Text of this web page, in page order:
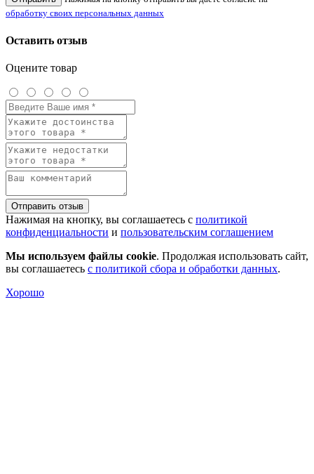
обработку своих персональных данных
Оставить отзыв
Оцените товар
Отправить отзыв
Нажимая на кнопку, вы соглашаетесь с политикой
конфиденциальности и пользовательским соглашением
Мы используем файлы cookie. Продолжая использовать сайт,
вы соглашаетесь с политикой сбора и обработки данных.
Хорошо